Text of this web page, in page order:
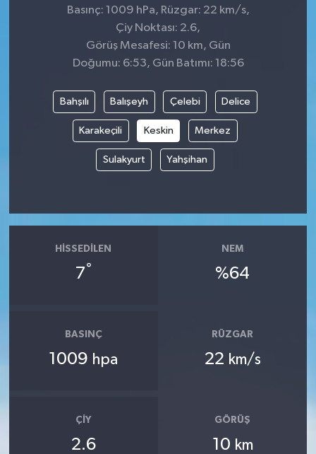
Basınç: 1009 hPa, Rüzgar: 22 km/s,
Çiy Noktası: 2.6,
Görüş Mesafesi: 10 km, Gün
Doğumu: 6:53, Gün Batımı: 18:56
Bahşılı Balışeyh Çelebi Delice
Karakeçili Keskin Merkez
Sulakyurt Yahşihan
HISSEDILEN
7°
NEM
%64
BASINÇ
1009 hpa
RÜZGAR
22 km/s
ÇIY
2.6
GÖRÜŞ
10 km
Gönen
Havran
KENT GÜNDEMİ
KÜLTÜR-SANAT
MAGAZİN
Manyas
OTOMOTİV